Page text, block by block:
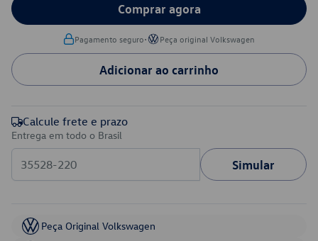
Comprar agora
Pagamento seguro• Peça original Volkswagen
Adicionar ao carrinho
Calcule frete e prazo
Entrega em todo o Brasil
Simular
Peça Original Volkswagen